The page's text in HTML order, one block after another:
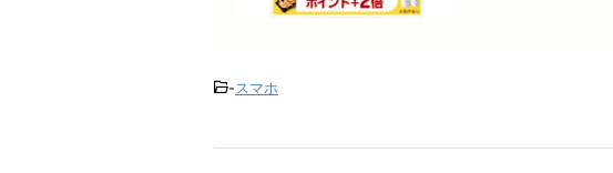
-スマホ